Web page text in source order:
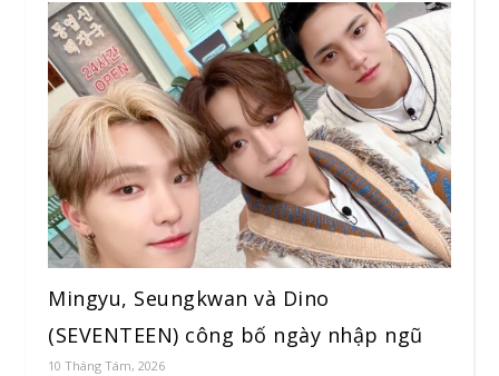
Mingyu, Seungkwan và Dino
(SEVENTEEN) công bố ngày nhập ngũ
10 Tháng Tám, 2026